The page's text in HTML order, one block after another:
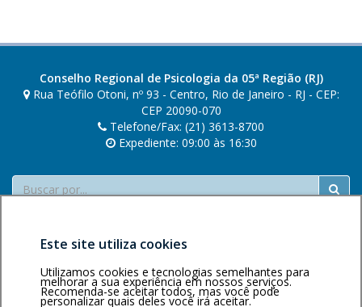
Conselho Regional de Psicologia da 05ª Região (RJ)
Rua Teófilo Otoni, nº 93 - Centro, Rio de Janeiro - RJ - CEP:
CEP 20090-070
Telefone/Fax: (21) 3613-8700
Expediente: 09:00 às 16:30
Buscar
Área restritaPolítica de
Este site utiliza cookies
Utilizamos cookies e tecnologias semelhantes para
melhorar a sua experiência em nossos serviços.
Recomenda-se aceitar todos, mas você pode
personalizar quais deles você irá aceitar.